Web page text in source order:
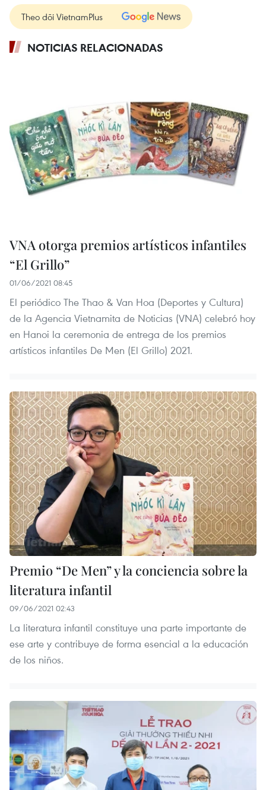
Theo dõi VietnamPlus
NOTICIAS RELACIONADAS
VNA otorga premios artísticos infantiles
“El Grillo”
01/06/2021 08:45
El periódico The Thao & Van Hoa (Deportes y Cultura)
de la Agencia Vietnamita de Noticias (VNA) celebró hoy
en Hanoi la ceremonia de entrega de los premios
artísticos infantiles De Men (El Grillo) 2021.
Premio “De Men” y la conciencia sobre la
literatura infantil
09/06/2021 02:43
La literatura infantil constituye una parte importante de
ese arte y contribuye de forma esencial a la educación
de los niños.